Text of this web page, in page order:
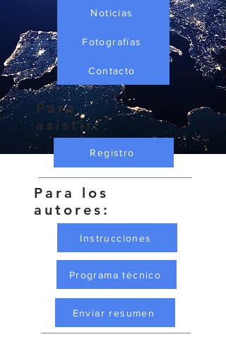
Noticias
Fotografías
Contacto
Para
asistir:
Registro
Para los
autores:
Instrucciones
Programa técnico
Enviar resumen